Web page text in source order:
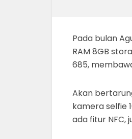
Pada bulan
RAM 8GB
685,
Akan
kamera selfie
ada fitur NFC,